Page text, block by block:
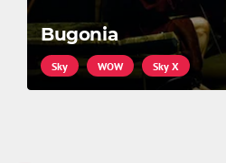
Bugonia
Sky WOW Sky X